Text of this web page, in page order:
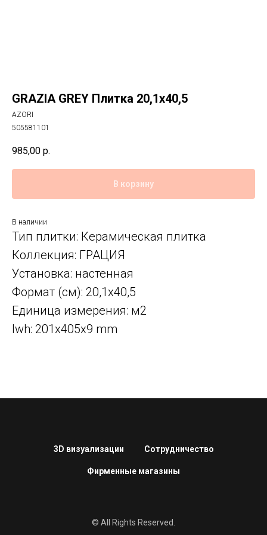
GRAZIA GREY Плитка 20,1x40,5
AZORI
505581101
985,00 р.
В корзину
В наличии
Тип плитки: Керамическая плитка
Коллекция: ГРАЦИЯ
Установка: настенная
Формат (см): 20,1x40,5
Единица измерения: м2
lwh: 201x405x9 mm
3D визуализации Сотрудничество
Фирменные магазины
© All Rights Reserved.